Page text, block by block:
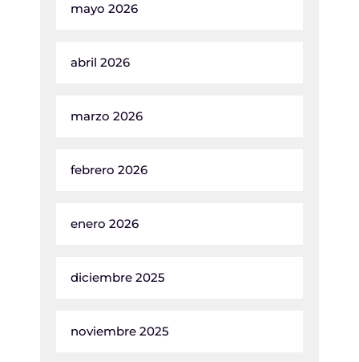
mayo 2026
abril 2026
marzo 2026
febrero 2026
enero 2026
diciembre 2025
noviembre 2025